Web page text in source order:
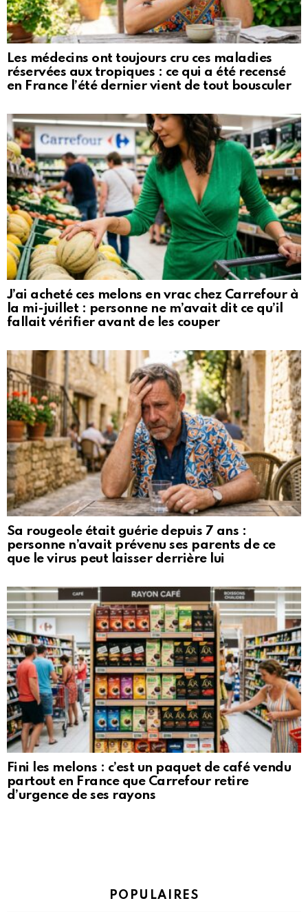
Les médecins ont toujours cru ces maladies
réservées aux tropiques : ce qui a été recensé
en France l’été dernier vient de tout bousculer
J’ai acheté ces melons en vrac chez Carrefour à
la mi-juillet : personne ne m’avait dit ce qu’il
fallait vérifier avant de les couper
Sa rougeole était guérie depuis 7 ans :
personne n’avait prévenu ses parents de ce
que le virus peut laisser derrière lui
Fini les melons : c’est un paquet de café vendu
partout en France que Carrefour retire
d’urgence de ses rayons
POPULAIRES